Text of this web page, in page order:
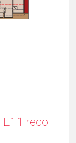
E11 reco